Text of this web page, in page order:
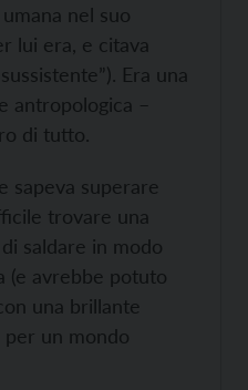
nel suo
lui era, e citava
Era una
antropologica –
di tutto.
sapeva superare
trovare una
saldare in modo
(e avrebbe potuto
una brillante
un mondo